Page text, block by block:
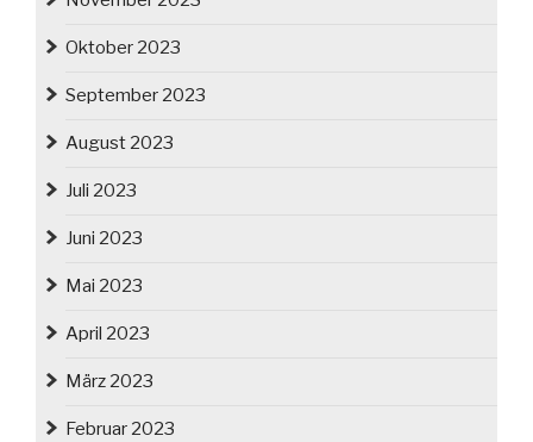
Oktober 2023
September 2023
August 2023
Juli 2023
Juni 2023
Mai 2023
April 2023
März 2023
Februar 2023